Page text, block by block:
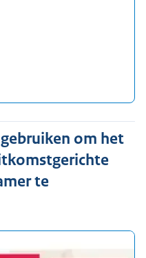
om het
te